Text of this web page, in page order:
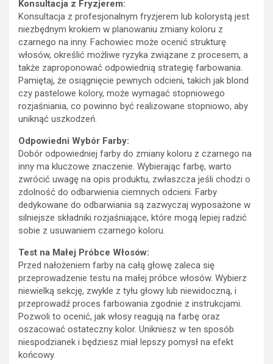
Konsultacja z Fryzjerem:
Konsultacja z profesjonalnym fryzjerem lub kolorystą jest
niezbędnym krokiem w planowaniu zmiany koloru z
czarnego na inny. Fachowiec może ocenić strukturę
włosów, określić możliwe ryzyka związane z procesem, a
także zaproponować odpowiednią strategię farbowania.
Pamiętaj, że osiągnięcie pewnych odcieni, takich jak blond
czy pastelowe kolory, może wymagać stopniowego
rozjaśniania, co powinno być realizowane stopniowo, aby
uniknąć uszkodzeń.
Odpowiedni Wybór Farby:
Dobór odpowiedniej farby do zmiany koloru z czarnego na
inny ma kluczowe znaczenie. Wybierając farbę, warto
zwrócić uwagę na opis produktu, zwłaszcza jeśli chodzi o
zdolność do odbarwienia ciemnych odcieni. Farby
dedykowane do odbarwiania są zazwyczaj wyposażone w
silniejsze składniki rozjaśniające, które mogą lepiej radzić
sobie z usuwaniem czarnego koloru.
Test na Małej Próbce Włosów:
Przed nałożeniem farby na całą głowę zaleca się
przeprowadzenie testu na małej próbce włosów. Wybierz
niewielką sekcję, zwykle z tyłu głowy lub niewidoczną, i
przeprowadź proces farbowania zgodnie z instrukcjami.
Pozwoli to ocenić, jak włosy reagują na farbę oraz
oszacować ostateczny kolor. Unikniesz w ten sposób
niespodzianek i będziesz miał lepszy pomysł na efekt
końcowy.